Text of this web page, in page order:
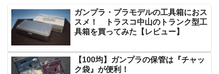
ガンプラ・プラモデルの工具箱におス
スメ！ トラスコ中山のトランク型工
具箱を買ってみた【レビュー】
【100均】ガンプラの保管は『チャッ
ク袋』が便利！